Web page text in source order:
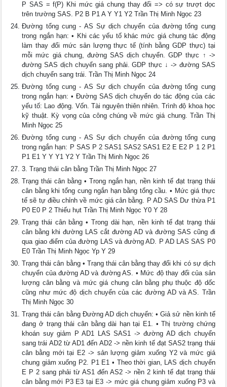
P SAS = f(P) Khi mức giá chung thay đổi => có sự trượt dọc
trên trường SAS. P2 B P1 A Y Y1 Y2 Trần Thị Minh Ngọc 23
Đường tổng cung - AS Sự dịch chuyển của đường tổng cung
trong ngắn hạn: • Khi các yếu tố khác mức giá chung tác động
làm thay đổi mức sản lượng thực tế (tính bằng GDP thực) tại
mỗi mức giá chung, đường SAS dịch chuyển. GDP thực ↑ ->
đường SAS dịch chuyển sang phải. GDP thực ↓ -> đường SAS
dịch chuyển sang trái. Trần Thị Minh Ngọc 24
Đường tổng cung - AS Sự dịch chuyển của đường tổng cung
trong ngắn hạn: • Đường SAS dịch chuyển do tác động của các
yếu tố: Lao động. Vốn. Tài nguyên thiên nhiên. Trình độ khoa học
kỹ thuật. Kỳ vọng của công chúng về mức giá chung. Trần Thị
Minh Ngọc 25
Đường tổng cung - AS Sự dịch chuyển của đường tổng cung
trong ngắn hạn: P SAS P 2 SAS1 SAS2 SAS1 E2 E E2 P 1 2 P1
P1 E1 Y Y Y1 Y2 Y Trần Thị Minh Ngọc 26
3. Trạng thái cân bằng Trần Thị Minh Ngọc 27
Trạng thái cân bằng • Trong ngắn hạn, nền kinh tế đạt trạng thái
cân bằng khi tổng cung ngắn hạn bằng tổng cầu. • Mức giá thực
tế sẽ tự điều chỉnh về mức giá cân bằng. P AD SAS Dư thừa P1
P0 E0 P 2 Thiếu hụt Trần Thị Minh Ngọc Y0 Y 28
Trạng thái cân bằng • Trong dài hạn, nền kinh tế đạt trạng thái
cân bằng khi đường LAS cắt đường AD và đường SAS cũng đi
qua giao điểm của đường LAS và đường AD. P AD LAS SAS P0
E0 Trần Thị Minh Ngọc Yp Y 29
Trạng thái cân bằng • Trạng thái cân bằng thay đổi khi có sự dịch
chuyển của đường AD và đường AS. • Mức độ thay đổi của sản
lượng cân bằng và mức giá chung cân bằng phụ thuộc độ dốc
cũng như mức độ dịch chuyển của các đường AD và AS. Trần
Thị Minh Ngọc 30
Trạng thái cân bằng Đường AD dịch chuyển: • Giả sử nền kinh tế
đang ở trạng thái cân bằng dài hạn tại E1. • Thị trường chứng
khoán suy giảm P AD1 LAS SAS1 -> đường AD dịch chuyển
sang trái AD2 từ AD1 đến AD2 -> nền kinh tế đạt SAS2 trạng thái
cân bằng mới tại E2 -> sản lượng giảm xuống Y2 và mức giá
chung giảm xuống P2. P1 E1 • Theo thời gian, LAS dịch chuyển
E P 2 sang phải từ AS1 đến AS2 -> nền 2 kinh tế đạt trạng thái
cân bằng mới P3 E3 tại E3 -> mức giá chung giảm xuống P3 và